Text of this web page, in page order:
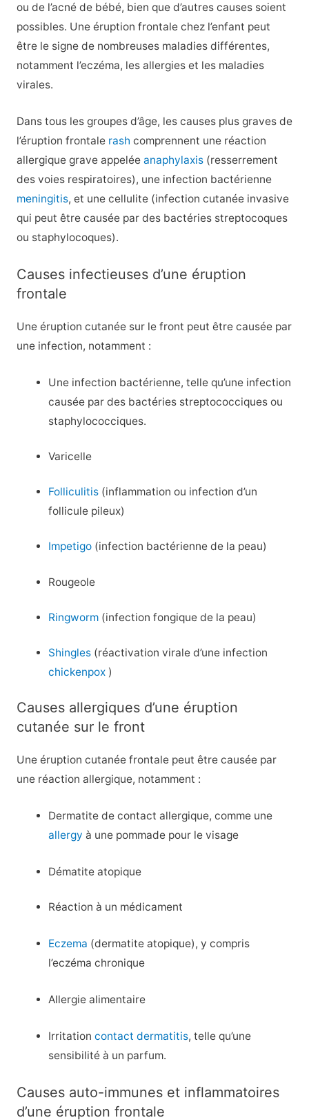
ou de l’acné de bébé, bien que d’autres causes soient
possibles. Une éruption frontale chez l’enfant peut
être le signe de nombreuses maladies différentes,
notamment l’eczéma, les allergies et les maladies
virales.
Dans tous les groupes d’âge, les causes plus graves de
l’éruption frontale rash comprennent une réaction
allergique grave appelée anaphylaxis(resserrement
des voies respiratoires), une infection bactérienne
meningitis, et une cellulite (infection cutanée invasive
qui peut être causée par des bactéries streptocoques
ou staphylocoques).
Causes infectieuses d’une éruption
frontale
Une éruption cutanée sur le front peut être causée par
une infection, notamment :
Une infection bactérienne, telle qu’une infection
causée par des bactéries streptococciques ou
staphylococciques.
Varicelle
Folliculitis (inflammation ou infection d’un
follicule pileux)
Impetigo (infection bactérienne de la peau)
Rougeole
Ringworm (infection fongique de la peau)
Shingles (réactivation virale d’une infection
chickenpox )
Causes allergiques d’une éruption
cutanée sur le front
Une éruption cutanée frontale peut être causée par
une réaction allergique, notamment :
Dermatite de contact allergique, comme une
allergy à une pommade pour le visage
Dématite atopique
Réaction à un médicament
Eczema (dermatite atopique), y compris
l’eczéma chronique
Allergie alimentaire
Irritationcontact dermatitis, telle qu’une
sensibilité à un parfum.
Causes auto-immunes et inflammatoires
d’une éruption frontale